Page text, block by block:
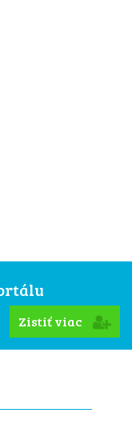
Zistiť viac